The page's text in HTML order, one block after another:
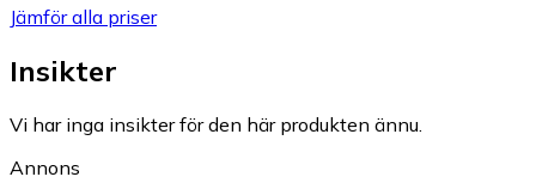
Jämför alla priser
Insikter
Vi har inga insikter för den här produkten ännu.
Annons